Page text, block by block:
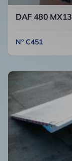
DAF 480 MX13
N° C451